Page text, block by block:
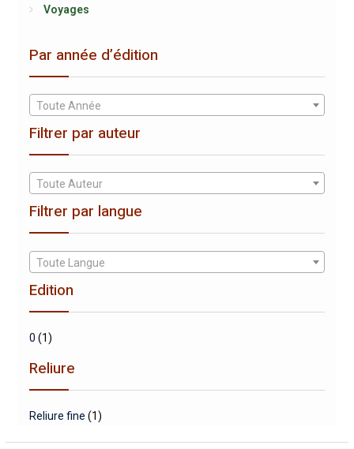
Voyages
Par année d’édition
Toute Année
Filtrer par auteur
Toute Auteur
Filtrer par langue
Toute Langue
Edition
0 (1)
Reliure
Reliure fine (1)